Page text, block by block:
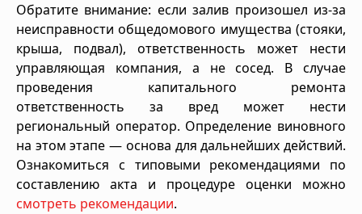
Обратите внимание: если залив произошел из-за
неисправности общедомового имущества (стояки,
крыша, подвал), ответственность может нести
управляющая компания, а не сосед. В случае
проведения капитального ремонта
ответственность за вред может нести
региональный оператор. Определение виновного
на этом этапе — основа для дальнейших действий.
Ознакомиться с типовыми рекомендациями по
составлению акта и процедуре оценки можно
смотреть рекомендации.